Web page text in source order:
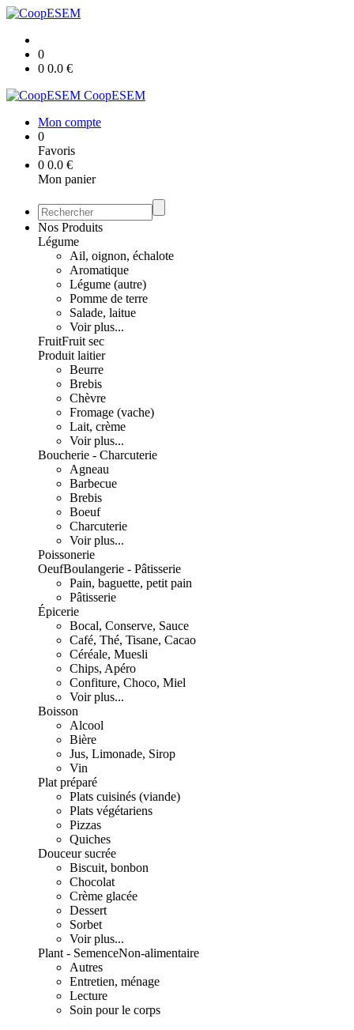
0
0 0.0 €
CoopESEM
Mon compte
0
Favoris
0 0.0 €
Mon panier
Nos Produits
Légume
Ail, oignon, échalote
Aromatique
Légume (autre)
Pomme de terre
Salade, laitue
Voir plus...
FruitFruit sec
Produit laitier
Beurre
Brebis
Chèvre
Fromage (vache)
Lait, crème
Voir plus...
Boucherie - Charcuterie
Agneau
Barbecue
Brebis
Boeuf
Charcuterie
Voir plus...
Poissonerie
OeufBoulangerie - Pâtisserie
Pain, baguette, petit pain
Pâtisserie
Épicerie
Bocal, Conserve, Sauce
Café, Thé, Tisane, Cacao
Céréale, Muesli
Chips, Apéro
Confiture, Choco, Miel
Voir plus...
Boisson
Alcool
Bière
Jus, Limonade, Sirop
Vin
Plat préparé
Plats cuisinés (viande)
Plats végétariens
Pizzas
Quiches
Douceur sucrée
Biscuit, bonbon
Chocolat
Crème glacée
Dessert
Sorbet
Voir plus...
Plant - SemenceNon-alimentaire
Autres
Entretien, ménage
Lecture
Soin pour le corps